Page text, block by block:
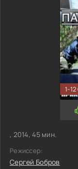
1-
, 2014, 45 мин.
Режиссер:
Сергей Бобров